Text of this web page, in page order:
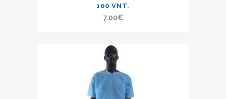
100 VNT.
7.00€